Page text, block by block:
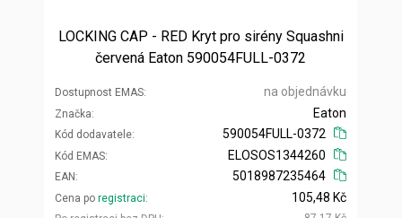
LOCKING CAP - RED Kryt pro sirény Squashni
červená Eaton 590054FULL-0372
Dostupnost EMAS na objednávku
Značka
Kód dodavatele
Eaton
590054FULL-0372
Kód EMAS
EAN
ELOSOS1344260
5018987235464
Cena po registraci
105,48 Kč